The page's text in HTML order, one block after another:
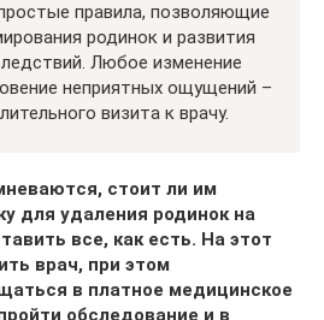
правила, позволяющие
родинок и развития
Любое изменение
неприятных ощущений –
визита к врачу.
стоит ли им
для удаления родинок на
все, как есть. На этот
врач, при этом
в платное медицинское
обследование и в